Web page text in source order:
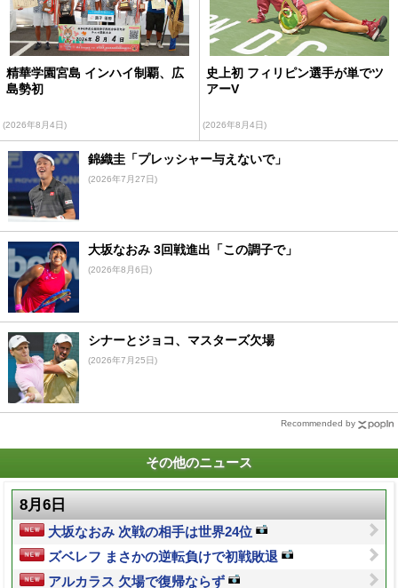
精華学園宮島 インハイ制覇、広
島勢初
(2026年8月4日)
史上初 フィリピン選手が単でツ
アーV
(2026年8月4日)
錦織圭「プレッシャー与えないで」
(2026年7月27日)
大坂なおみ 3回戦進出「この調子で」
(2026年8月6日)
シナーとジョコ、マスターズ欠場
(2026年7月25日)
Recommended by
その他のニュース
8月6日
大坂なおみ 次戦の相手は世界24位
ズベレフ まさかの逆転負けで初戦敗退
アルカラス 欠場で復帰ならず